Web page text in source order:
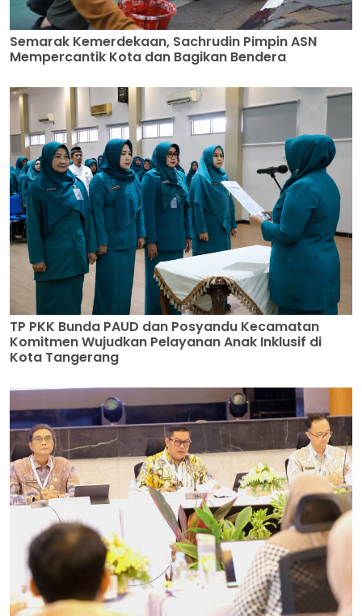
Semarak Kemerdekaan, Sachrudin Pimpin ASN
Mempercantik Kota dan Bagikan Bendera
TP PKK Bunda PAUD dan Posyandu Kecamatan
Komitmen Wujudkan Pelayanan Anak Inklusif di
Kota Tangerang